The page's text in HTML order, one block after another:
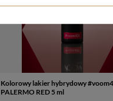
Kolorowy lakier hybrydowy
PALERMO RED 5 ml